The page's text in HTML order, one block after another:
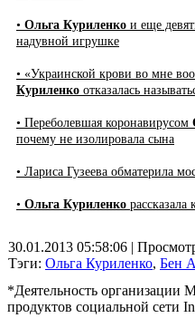
• Ольга Куриленко и еще
надувной игрушке
• «Украинской крови во мне
Куриленко отказалась
• Переболевшая коронавирусом
почему не изолировала сына
• Лариса Гузеева обматерила
• Ольга Куриленко рассказала
30.01.2013 05:58:06 |
Тэги: Ольга Куриленко, Бен
*Деятельность организации
продуктов социальной сети